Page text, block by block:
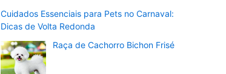
Cuidados Essenciais para Pets no Carnaval:
Dicas de Volta Redonda
Raça de Cachorro Bichon Frisé